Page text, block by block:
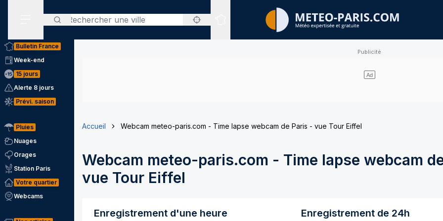
Rechercher
Sites expertisés
Bulletin France
Week-end
15 jours
Alerte 8 jours
Prévi. saison
Pluies
Nuages
Orages
Station Paris
Votre quartier
Webcams
Accueil Webcam meteo-paris.com - Time lapse webcam de Paris - vue Tour Eiffel
Webcam meteo-paris.com - Time lapse webcam
vue Tour Eiffel
Enregistrement d'une heure Enregistrement de 24h